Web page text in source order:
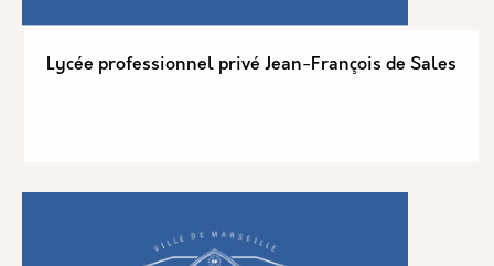
Lycée professionnel privé Jean-François de Sales